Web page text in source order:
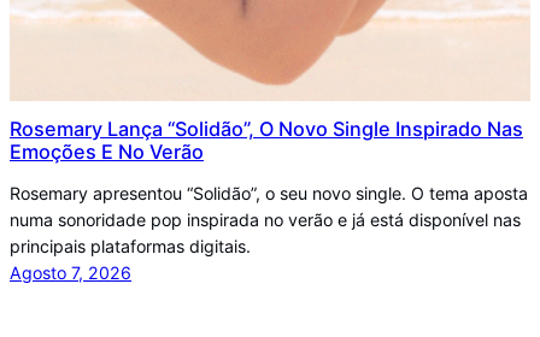
Rosemary Lança “Solidão”, O Novo Single Inspirado Nas
Emoções E No Verão
Rosemary apresentou “Solidão”, o seu novo single. O tema aposta
numa sonoridade pop inspirada no verão e já está disponível nas
principais plataformas digitais.
Agosto 7, 2026